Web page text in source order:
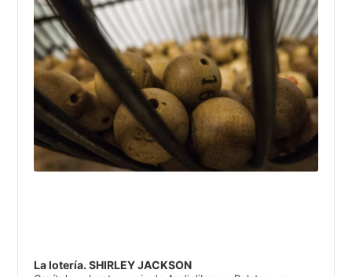
La lotería. SHIRLEY JACKSON